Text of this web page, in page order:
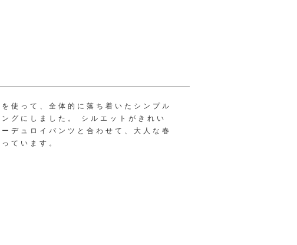
使って、全体的に落ち着いたシンプル
グにしました。 シルエットがきれい
デュロイパンツと合わせて、大人な春
ています。